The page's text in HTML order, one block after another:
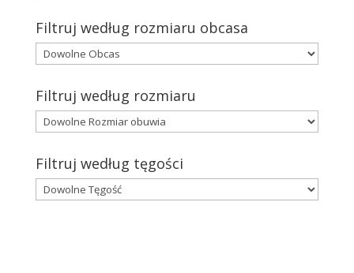
Filtruj według rozmiaru obcasa
Filtruj według rozmiaru
Filtruj według tęgości